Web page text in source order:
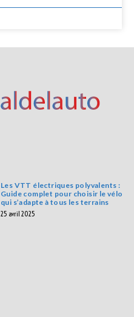
Les VTT électriques polyvalents :
Guide complet pour choisir le vélo
qui s’adapte à tous les terrains
25 avril 2025